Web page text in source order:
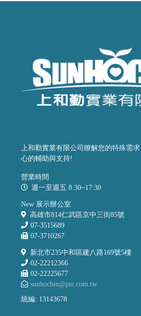
上和勤實業有限公司瞭解您的特殊需
心的輔助與支持!
營業時間
週一至週五 8:30~17:30
New 展示辦公室
高雄市814仁武區京中三街85號
07-3515689
07-3710267
新北市235中和區建八路169號5樓
02-22212366
02-22225677
sunhochin@pie.com.tw
統編: 13143678